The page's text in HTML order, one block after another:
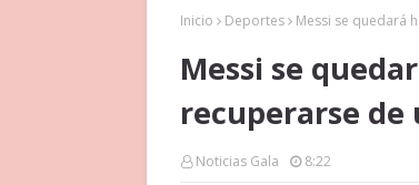
Inicio Deportes Messi se quedará
Messi se
recuperarse
Noticias Gala 8:22